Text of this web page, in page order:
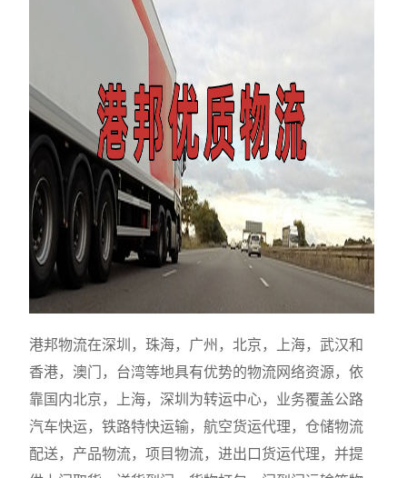
港邦物流在深圳，珠海，广州，北京，上海，武汉和
香港，澳门，台湾等地具有优势的物流网络资源，依
靠国内北京，上海，深圳为转运中心，业务覆盖公路
汽车快运，铁路特快运输，航空货运代理，仓储物流
配送，产品物流，项目物流，进出口货运代理，并提